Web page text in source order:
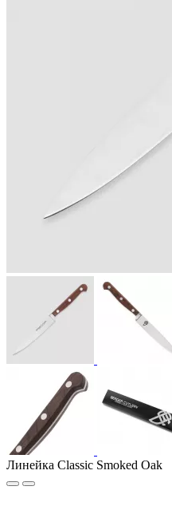
Линейка Classic Smoked Oak